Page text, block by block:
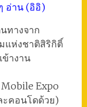
อ่าน (อิอิ)
ทางจาก
แห่งชาติสิริกิติ์
ข้างาน
Expo
ะคอนโดด้วย)